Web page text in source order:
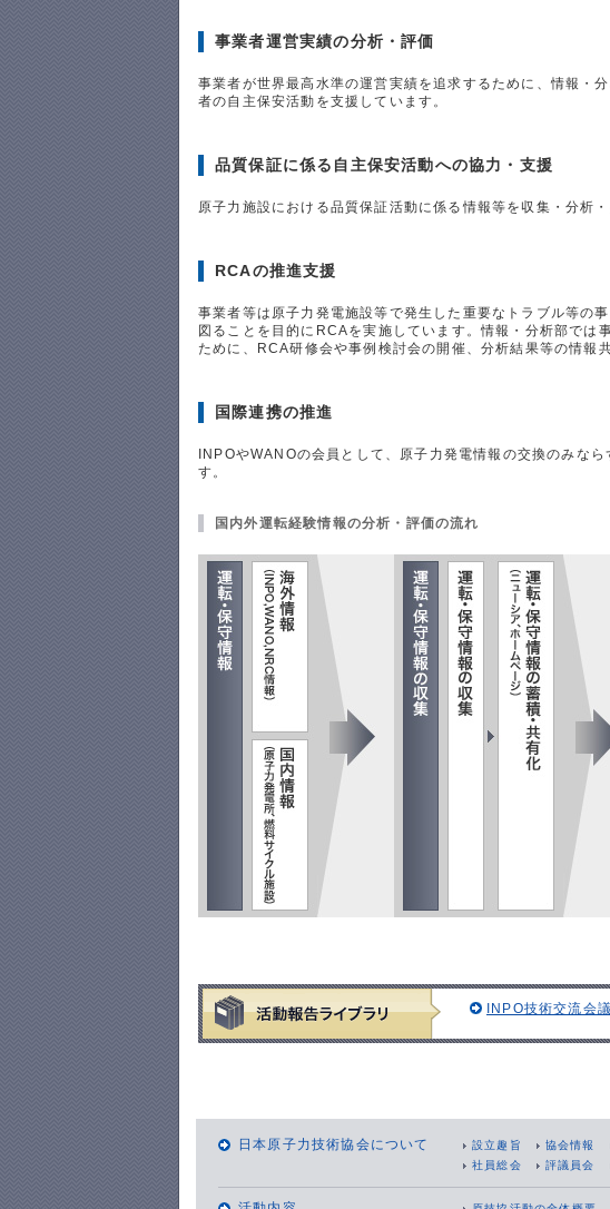
事業者運営実績の分析・評価
事業者が世界最高水準の運営実績を追求するために、情報・
者の自主保安活動を支援しています。
品質保証に係る自主保安活動への協力・支援
原子力施設における品質保証活動に係る情報等を収集・分析
RCAの推進支援
事業者等は原子力発電施設等で発生した重要なトラブル等の
図ることを目的にRCAを実施しています。情報・分析部では
ために、RCA研修会や事例検討会の開催、分析結果等の情報
国際連携の推進
INPOやWANOの会員として、原子力発電情報の交換のみな
す。
国内外運転経験情報の分析・評価の流れ
INPO技術交流会
日本原子力技術協会について 設立趣旨 協会情報
社員総会
評議員会